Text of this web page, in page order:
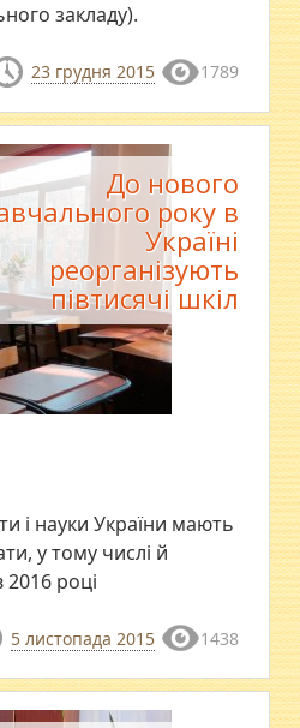
закладу).
23 грудня 2015 1789
До нового
року в
Україні
реорганізують
півтисячі шкіл
і науки України мають
у тому числі й
2016 році
5 листопада 2015 1438